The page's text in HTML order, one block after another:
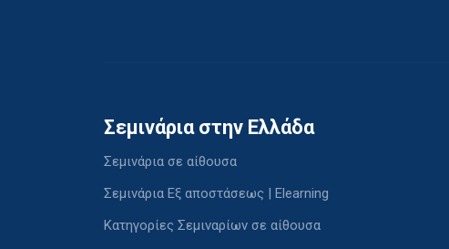
Σεμινάρια στην Ελλάδα
Σεμινάρια σε αίθουσα
Σεμινάρια Εξ αποστάσεως | Elearning
Κατηγορίες Σεμιναρίων σε αίθουσα